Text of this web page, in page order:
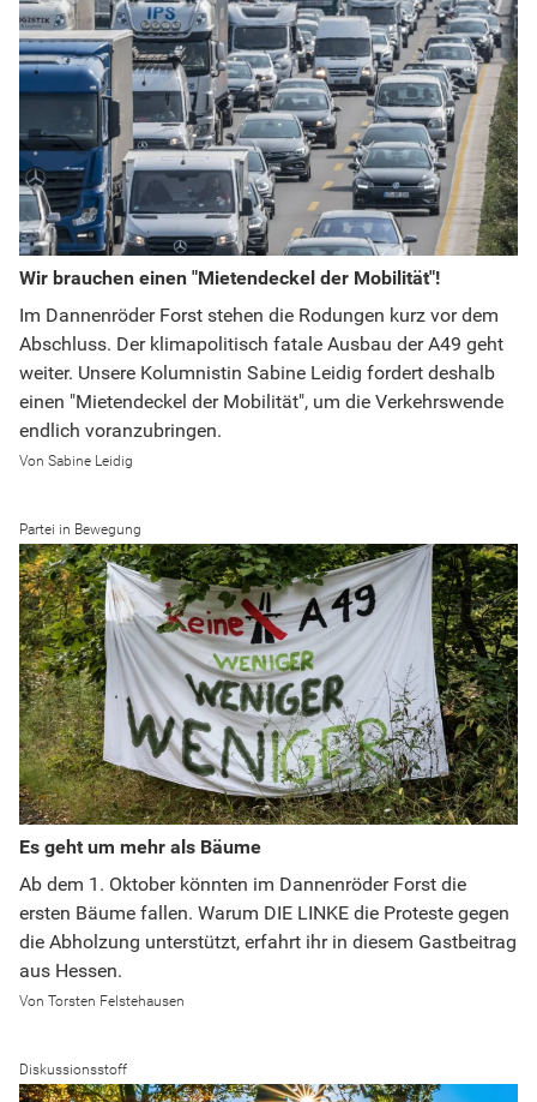
Wir brauchen einen "Mietendeckel der Mobilität"!
Im Dannenröder Forst stehen die Rodungen kurz vor dem
Abschluss. Der klimapolitisch fatale Ausbau der A49 geht
weiter. Unsere Kolumnistin Sabine Leidig fordert deshalb
einen "Mietendeckel der Mobilität", um die Verkehrswende
endlich voranzubringen.
Sabine Leidig
Partei in Bewegung
Es geht um mehr als Bäume
Ab dem 1. Oktober könnten im Dannenröder Forst die
ersten Bäume fallen. Warum DIE LINKE die Proteste gegen
die Abholzung unterstützt, erfahrt ihr in diesem Gastbeitrag
aus Hessen.
Torsten Felstehausen
Diskussionsstoff